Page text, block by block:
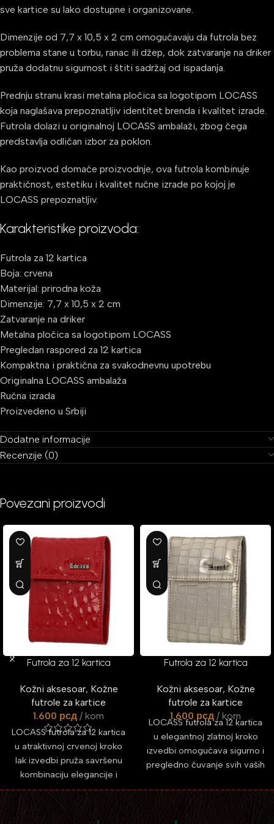
sve kartice su lako dostupne i organizovane.
Dimenzije od 7,7 x 10,5 x 2 cm omogućavaju da futrola bez
problema stane u torbu, ranac ili džep, dok zatvaranje na driker
pruža dodatnu sigurnost i štiti sadržaj od ispadanja.
Prednju stranu krasi metalna pločica sa logotipom LOCASS
koja naglašava prepoznatljiv identitet brenda i kvalitet izrade.
Futrola dolazi u originalnoj LOCASS ambalaži, zbog čega
predstavlja odličan izbor za poklon.
Kao proizvod domaće proizvodnje, ova futrola kombinuje
praktičnost, estetiku i kvalitet ručne izrade po kojoj je
LOCASS prepoznatljiv.
Karakteristike proizvoda:
Futrola za 12 kartica
Boja: crvena
Materijal: prirodna koža
Dimenzije: 7,7 x 10,5 x 2 cm
Zatvaranje na driker
Metalna pločica sa logotipom LOCASS
Pregledan raspored za 12 kartica
Kompaktna i praktična za svakodnevnu upotrebu
Originalna LOCASS ambalaža
Ručna izrada
Proizvedeno u Srbiji
Dodatne informacije
Recenzije (0)
Povezani proizvodi
Futrola za 12 kartica
Lak Elegance
Kožni aksesoar, Kožne
futrole za kartice
1.600 рсд kom
LOCASS futrola za 12 kartica
u atraktivnoj crvenoj kroko
lak izvedbi pruža savršenu
kombinaciju elegancije i
funkcionalnosti. Kompaktnih
Futrola za 12 kartica
Elegance
Kožni aksesoar, Kožne
futrole za kartice
1.600 рсд kom
LOCASS futrola za 12 kartica
u elegantnoj zlatnoj kroko
izvedbi omogućava sigurno i
pregledno čuvanje svih vaših
Kompaktne dimenzije 7,7 x
zatvaranje na driker i